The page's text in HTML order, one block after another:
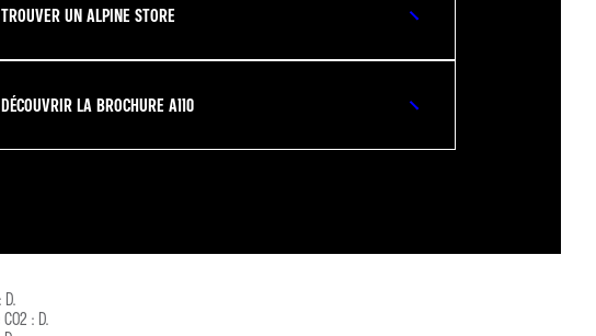
TROUVER UN ALPINE STORE
DÉCOUVRIR LA BROCHURE A110
: D.